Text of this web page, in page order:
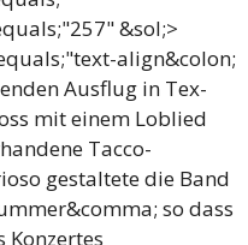
&sol;>
align&colon;
Ausflug in Tex-
mit einem Loblied
Tacco-
gestaltete die Band
so dass
Konzertes